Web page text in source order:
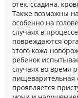
отек, ссадина,
Также возможны
особенно на
случаях в
повреждаются
этого кожа
ребенок
случаях во время
пищеварительная
проявляется